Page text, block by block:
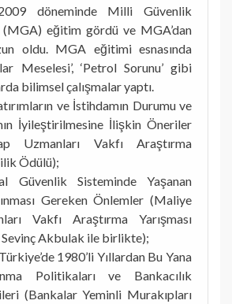
döneminde Milli Güvenlik
(MGA) eğitim gördü ve MGA’dan
oldu. MGA eğitimi esnasında
Meselesi’, ‘Petrol Sorunu’ gibi
bilimsel çalışmalar yaptı.
ve İstihdamın Durumu ve
İyileştirilmesine İlişkin Öneriler
Uzmanları Vakfı Araştırma
Ödülü);
Güvenlik Sisteminde Yaşanan
Gereken Önlemler (Maliye
Vakfı Araştırma Yarışması
Akbulak ile birlikte);
1980’li Yıllardan Bu Yana
Politikaları ve Bankacılık
(Bankalar Yeminli Murakıpları